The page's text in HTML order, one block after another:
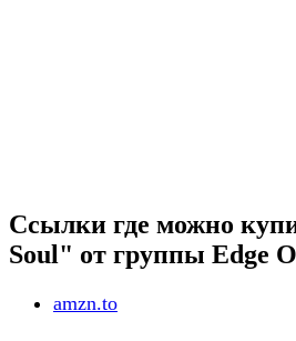
Ссылки где можно
Soul" от группы Edge
amzn.to